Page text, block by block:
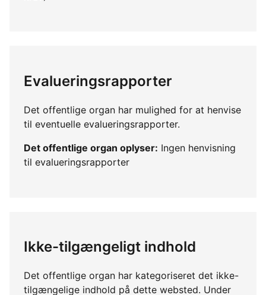
Evalueringsrapporter
Det offentlige organ har mulighed for at henvise
til eventuelle evalueringsrapporter.
Det offentlige organ oplyser: Ingen henvisning
til evalueringsrapporter
Ikke-tilgængeligt indhold
Det offentlige organ har kategoriseret det ikke-
tilgængelige indhold på dette websted. Under